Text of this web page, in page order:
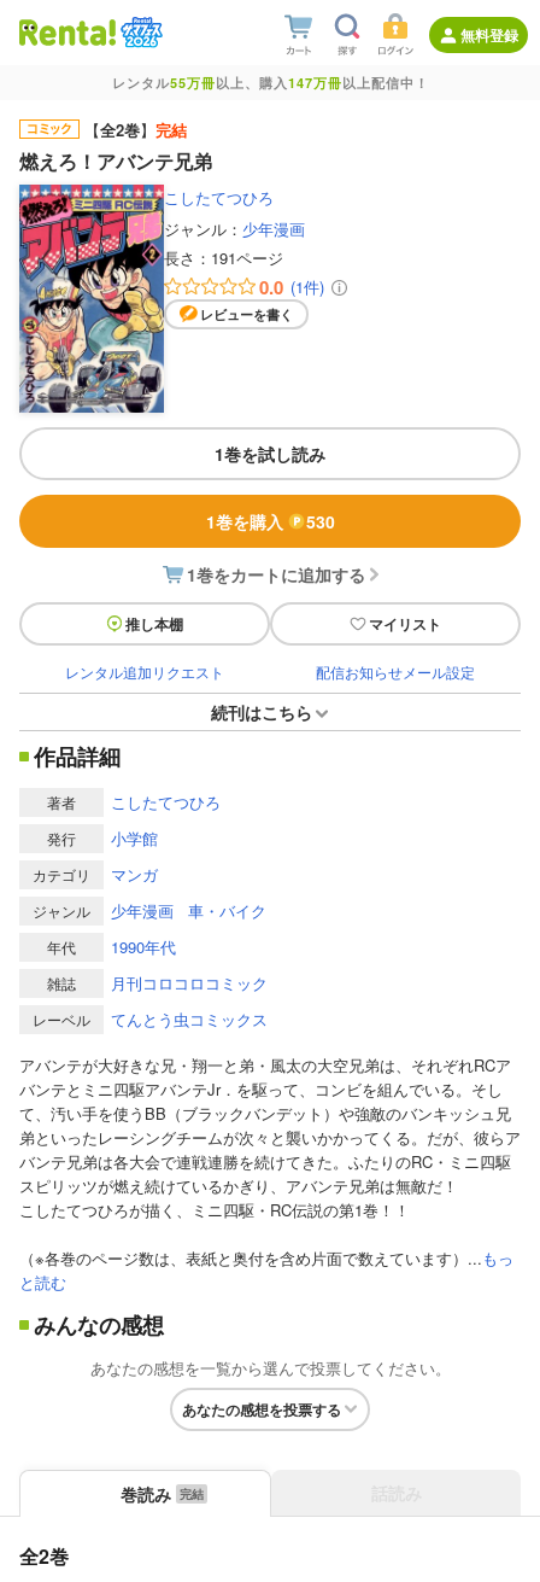
無料登録
レンタル55万冊以上、購入147万冊以上配信中！
【全2巻】 完結
燃えろ！アバンテ兄弟
こしたてつひろ
ジャンル： 少年漫画
長さ： 191ページ
0.0 (1件)
レビューを書く
1巻を試し読み
1巻を購入 530
1巻をカートに追加する
推し本棚 マイリスト
レンタル追加リクエスト 配信お知らせメール設定
続刊はこちら
作品詳細
著者 こしたてつひろ
発行 小学館
カテゴリ マンガ
ジャンル 少年漫画 車・バイク
年代 1990年代
雑誌 月刊コロコロコミック
レーベル
てんとう虫コミックス
アバンテが大好きな兄・翔一と弟・風太の大空兄弟は、それぞれRCア
バンテとミニ四駆アバンテJr．を駆って、コンビを組んでいる。そし
て、汚い手を使うBB（ブラックバンデット）や強敵のバンキッシュ兄
弟といったレーシングチームが次々と襲いかかってくる。だが、彼らア
バンテ兄弟は各大会で連戦連勝を続けてきた。ふたりのRC・ミニ四駆
スピリッツが燃え続けているかぎり、アバンテ兄弟は無敵だ！
こしたてつひろが描く、ミニ四駆・RC伝説の第1巻！！
（※各巻のページ数は、表紙と奥付を含め片面で数えています）...もっ
と読む
みんなの感想
あなたの感想を一覧から選んで投票してください。
あなたの感想を投票する
巻読み
全2巻